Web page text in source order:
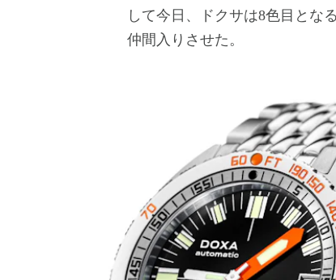
して今日、ドクサは8色目とな
仲間入りさせた。